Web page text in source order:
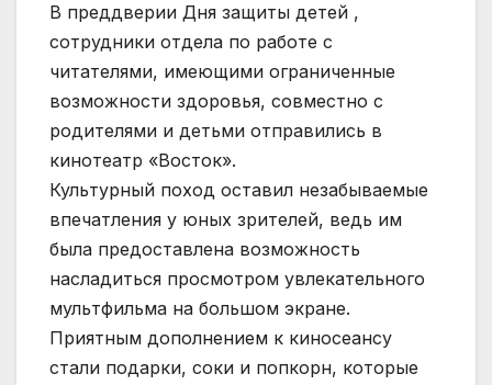
В преддверии Дня защиты детей ,
сотрудники отдела по работе с
читателями, имеющими ограниченные
возможности здоровья, совместно с
родителями и детьми отправились в
кинотеатр «Восток».
Культурный поход оставил незабываемые
впечатления у юных зрителей, ведь им
была предоставлена возможность
насладиться просмотром увлекательного
мультфильма на большом экране.
Приятным дополнением к киносеансу
стали подарки, соки и попкорн, которые